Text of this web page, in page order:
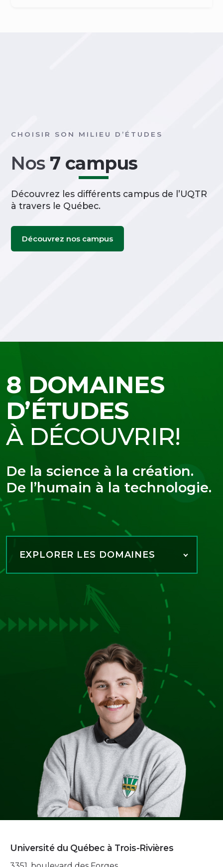
CHOISIR SON MILIEU D’ÉTUDES
Nos 7 campus
Découvrez les différents campus de l’UQTR
à travers le Québec.
Découvrez nos campus
8 DOMAINES
D’ÉTUDES
À DÉCOUVRIR!
De la science à la création.
De l’humain à la technologie.
EXPLORER LES DOMAINES
Université du Québec à Trois-Rivières